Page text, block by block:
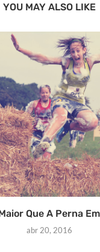
YOU MAY ALSO LIKE
Que A Perna
abr 20, 2016